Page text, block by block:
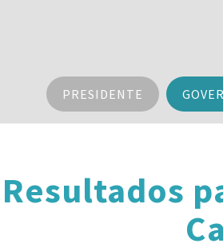
PRESIDENTE
Resultados